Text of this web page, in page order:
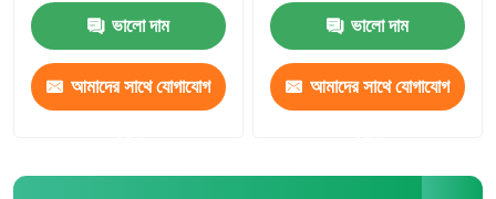
ভালো দাম
আমাদের সাথে যোগাযোগ
ভালো দাম
আমাদের সাথে যোগাযোগ